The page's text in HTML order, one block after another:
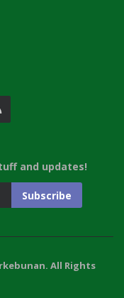
and updates!
All Rights